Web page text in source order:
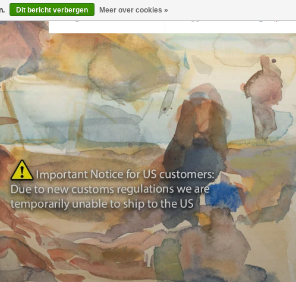
Terug naar krollermuller.nl
Dit bericht verbergen Meer over cookies »